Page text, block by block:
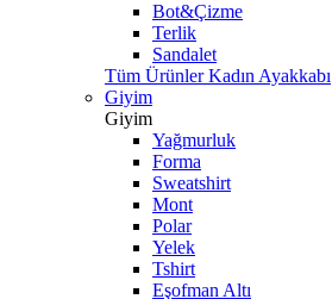
Bot&Çizme
Terlik
Sandalet
Tüm Ürünler Kadın Ayakkabı
Giyim
Giyim
Yağmurluk
Forma
Sweatshirt
Mont
Polar
Yelek
Tshirt
Eşofman Altı